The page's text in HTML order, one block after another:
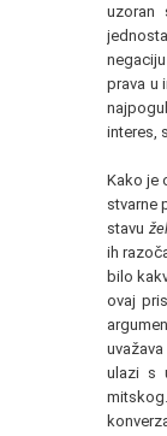
uzoran
prava u
interes,
Kako je
stvarne
stavu
ih
bilo
ovaj
ulazi s